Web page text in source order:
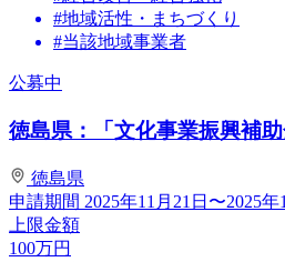
#地域活性・まちづくり
#当該地域事業者
公募中
徳島県：「文化事業振興補助
徳島県
申請期間 2025年11月21日〜2025年
上限金額
100万円